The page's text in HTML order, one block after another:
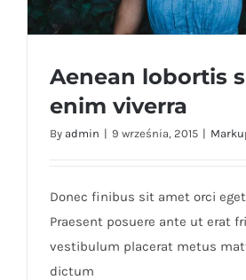
Aenean lobortis
enim viverra
By admin | 9 września, 2015 |
Donec finibus sit amet orci
Praesent posuere ante ut erat
vestibulum placerat metus
dictum